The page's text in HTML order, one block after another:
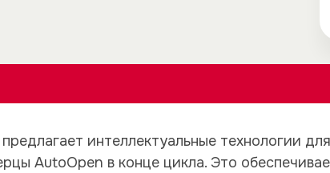
интеллектуальные технологии
AutoOpen в конце цикла. Это